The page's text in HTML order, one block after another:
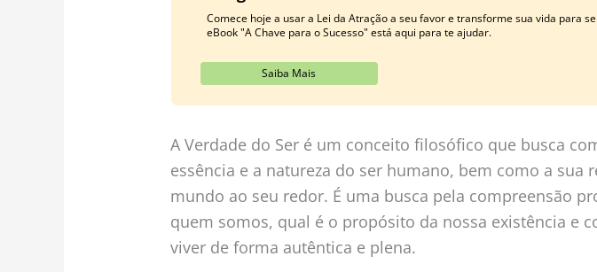
Comece hoje a usar a Lei da Atração a seu favor e transforme sua vida para
eBook "A Chave para o Sucesso" está aqui para te ajudar.
Saiba Mais
A Verdade do Ser é um conceito filosófico que busca
essência e a natureza do ser humano, bem como a sua
mundo ao seu redor. É uma busca pela compreensão
quem somos, qual é o propósito da nossa existência e
viver de forma autêntica e plena.